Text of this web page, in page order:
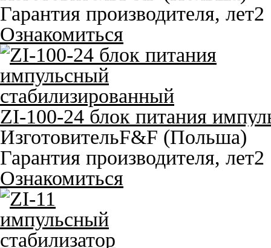
Гарантия производителя, лет2
Ознакомиться
ZI-100-24 блок питания
ИзготовительF&F (Польша)
Гарантия производителя, лет2
Ознакомиться